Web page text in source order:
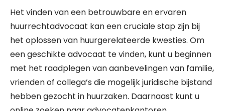
Het vinden van een betrouwbare en ervaren
huurrechtadvocaat kan een cruciale stap zijn bij
het oplossen van huurgerelateerde kwesties. Om
een geschikte advocaat te vinden, kunt u beginnen
met het raadplegen van aanbevelingen van familie,
vrienden of collega’s die mogelijk juridische bijstand
hebben gezocht in huurzaken. Daarnaast kunt u